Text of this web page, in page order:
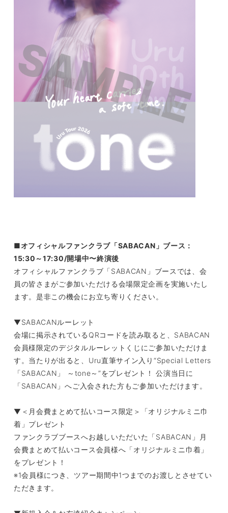
■オフィシャルファンクラブ「SABACAN」ブース：
15:30～17:30/開場中〜終演後
オフィシャルファンクラブ「SABACAN」ブースでは、会
員の皆さまがご参加いただける会場限定企画を実施いたし
ます。是非この機会にお立ち寄りください。
▼SABACANルーレット
会場に掲示されているQRコードを読み取ると、SABACAN
会員様限定のデジタルルーレットくじにご参加いただけま
す。当たりが出ると、Uru直筆サイン入り“Special Letters
「SABACAN」 ～tone～”をプレゼント！ 公演当日に
「SABACAN」へご入会された方もご参加いただけます。
▼＜月会費まとめて払いコース限定＞「オリジナルミニ巾
着」プレゼント
ファンクラブブースへお越しいただいた「SABACAN」月
会費まとめて払いコース会員様へ「オリジナルミニ巾着」
をプレゼント！
※1会員様につき、ツアー期間中1つまでのお渡しとさせてい
ただきます。